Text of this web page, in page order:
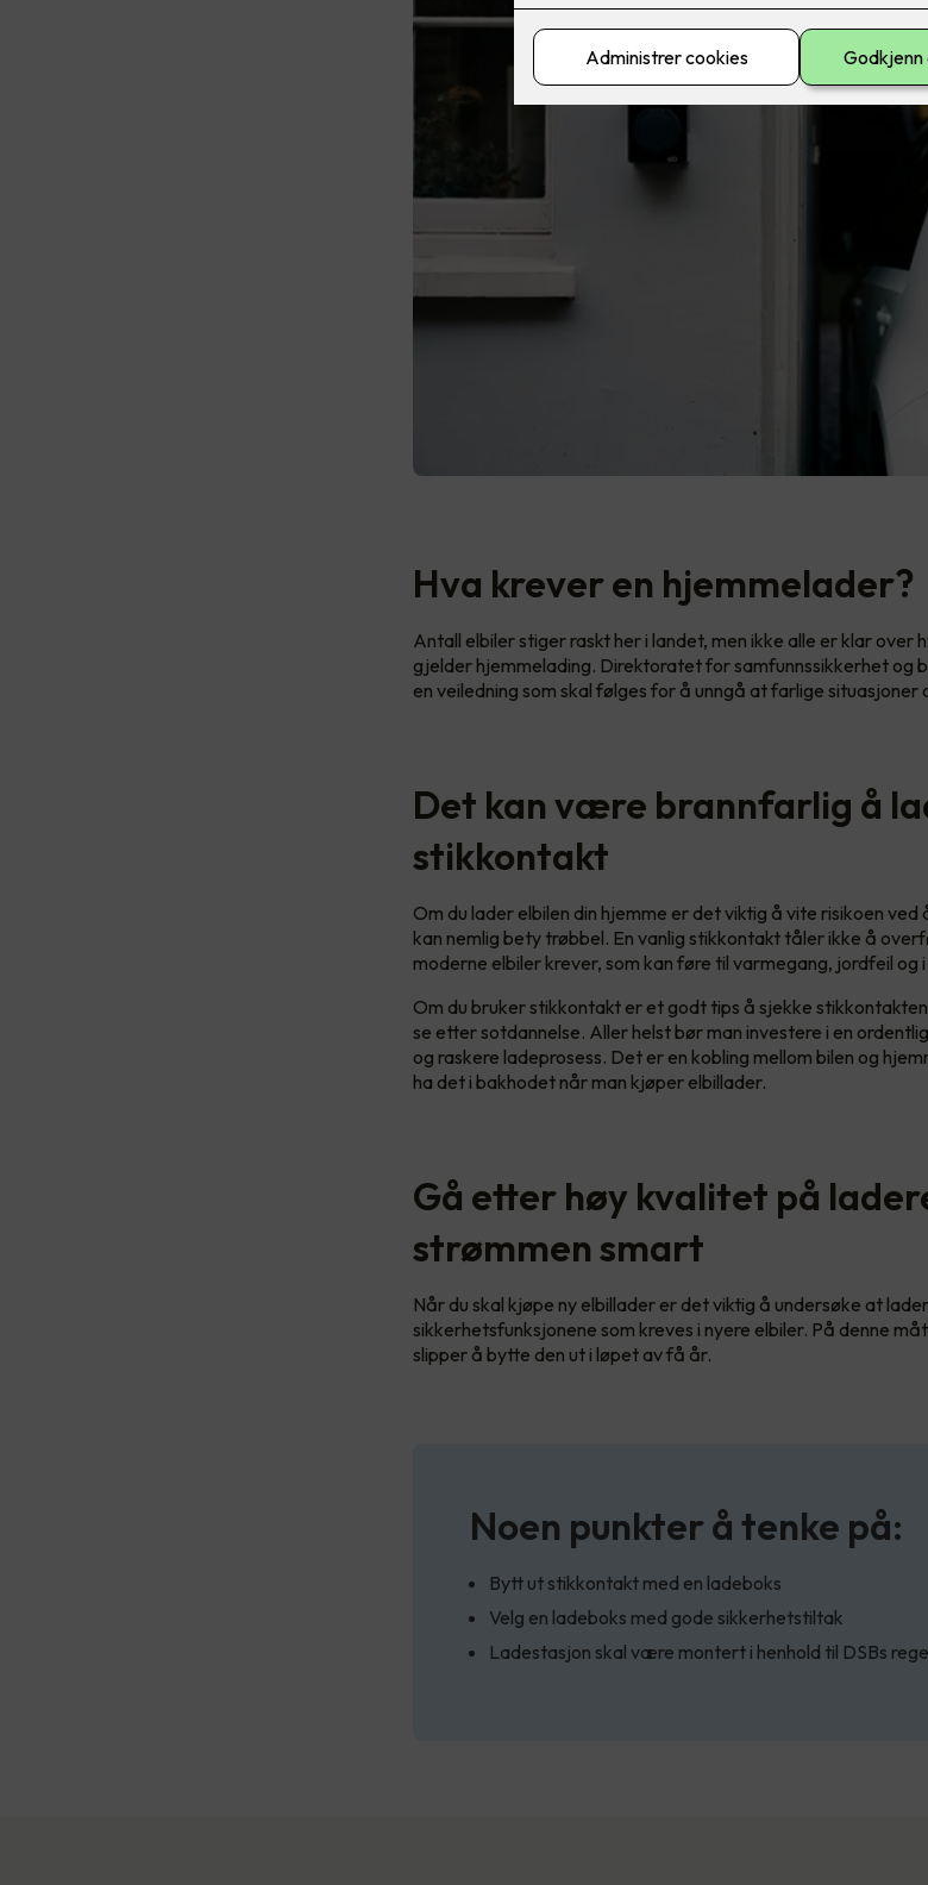
Hva krever en hjemmelader?
Antall elbiler stiger raskt her i landet, men ikke alle er klar over
gjelder hjemmelading. Direktoratet for samfunnssikkerhet og
en veiledning som skal følges for å unngå at farlige situasjoner
Det kan være brannfarlig å
stikkontakt
Om du lader elbilen din hjemme er det viktig å vite risikoen
kan nemlig bety trøbbel. En vanlig stikkontakt tåler ikke å
moderne elbiler krever, som kan føre til varmegang, jordfeil og
Om du bruker stikkontakt er et godt tips å sjekke
se etter sotdannelse. Aller helst bør man investere i en
og raskere ladeprosess. Det er en kobling mellom bilen og
ha det i bakhodet når man kjøper elbillader.
Gå etter høy kvalitet på
strømmen smart
Når du skal kjøpe ny elbillader er det viktig å undersøke at
sikkerhetsfunksjonene som kreves i nyere elbiler. På denne
slipper å bytte den ut i løpet av få år.
Noen punkter å tenke på:
Bytt ut stikkontakt med en ladeboks
Velg en ladeboks med gode sikkerhetstiltak
Ladestasjon skal være montert i henhold til DSBs